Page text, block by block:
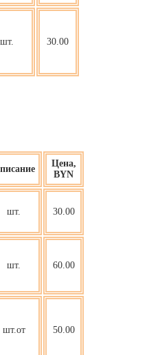
шт. 30.00
Цена,
BYN
шт. 30.00
шт. 60.00
шт.от 50.00